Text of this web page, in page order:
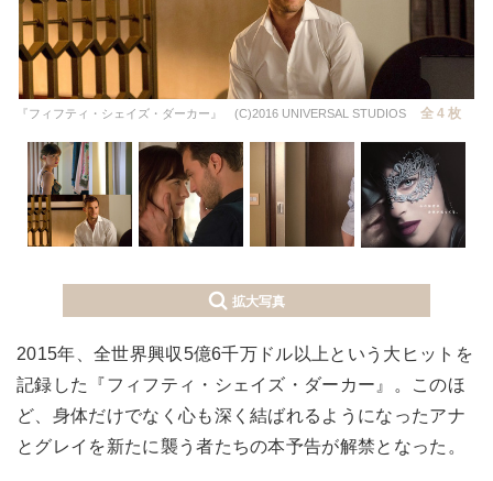
『フィフティ・シェイズ・ダーカー』 (C)2016 UNIVERSAL STUDIOS 全 4 枚
拡大写真
2015年、全世界興収5億6千万ドル以上という大ヒットを
記録した
『フィフティ・シェイズ・ダーカー』。このほ
ど、身体だけでなく心も深く結ばれるようになったアナ
とグレイを新たに襲う者たちの本予告が解禁となった。